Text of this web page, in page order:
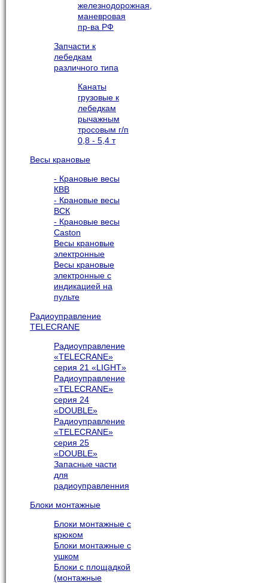
железнодорожная,
маневровая
пр-ва РФ
Запчасти к
лебедкам
различного типа
Канаты
грузовые к
лебедкам
рычажным
тросовым г/п
0,8 - 5,4 т
Весы крановые
- Крановые весы
КВВ
- Крановые весы
ВСК
- Крановые весы
Caston
Весы крановые
электронные
Весы крановые
электронные с
индикацией на
пульте
Радиоуправление
TELECRANE
Радиоуправление
«TELECRANE»
серия 21 «LIGHT»
Радиоуправление
«TELECRANE»
серия 24
«DOUBLE»
Радиоуправление
«TELECRANE»
серия 25
«DOUBLE»
Запасные части
для
радиоуправленния
Блоки монтажные
Блоки монтажные с
крюком
Блоки монтажные с
ушком
Блоки с площадкой
(монтажные